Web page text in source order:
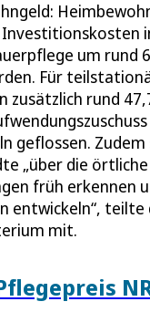
um rund
Für
zusätzlich rund
geflossen. Zudem
„über die
früh erkennen
entwickeln“, teilte
mit.